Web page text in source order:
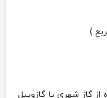
گاز شهری یا گازوییل